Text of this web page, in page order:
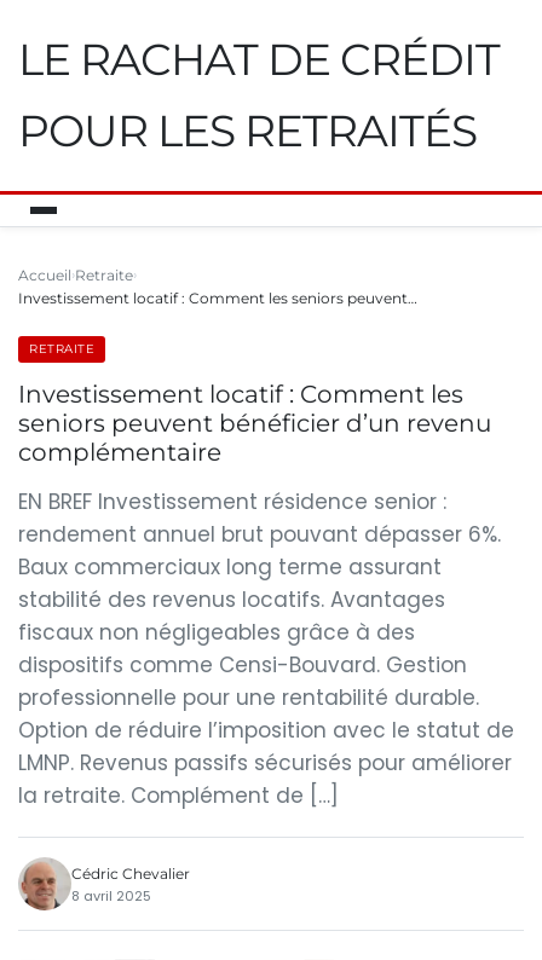
LE RACHAT DE CRÉDIT
POUR LES RETRAITÉS
Accueil Retraite
Investissement locatif : Comment les seniors peuvent…
RETRAITE
Investissement locatif : Comment les
seniors peuvent bénéficier d’un revenu
complémentaire
EN BREF Investissement résidence senior :
rendement annuel brut pouvant dépasser 6%.
Baux commerciaux long terme assurant
stabilité des revenus locatifs. Avantages
fiscaux non négligeables grâce à des
dispositifs comme Censi-Bouvard. Gestion
professionnelle pour une rentabilité durable.
Option de réduire l’imposition avec le statut de
LMNP. Revenus passifs sécurisés pour améliorer
la retraite. Complément de […]
Cédric Chevalier
8 avril 2025